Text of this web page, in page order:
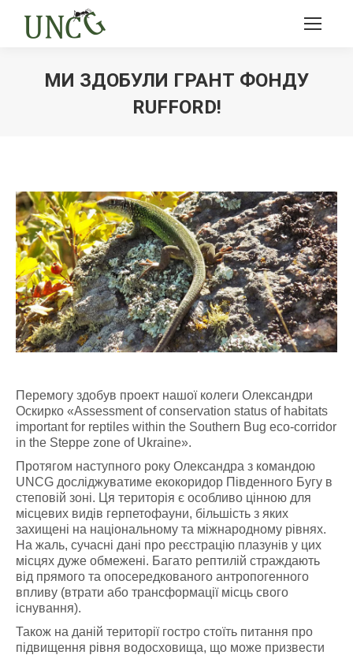
МИ ЗДОБУЛИ ГРАНТ ФОНДУ
RUFFORD!
Перемогу здобув проект нашої колеги Олександри
Оскирко «Assessment of conservation status of habitats
important for reptiles within the Southern Bug eco-corridor
in the Steppe zone of Ukraine».
Протягом наступного року Олександра з командою
UNCG досліджуватиме екокоридор Південного Бугу в
степовій зоні. Ця територія є особливо цінною для
місцевих видів герпетофауни, більшість з яких
захищені на національному та міжнародному рівнях.
На жаль, сучасні дані про реєстрацію плазунів у цих
місцях дуже обмежені. Багато рептилій страждають
від прямого та опосередкованого антропогенного
впливу (втрати або трансформації місць свого
існування).
Також на даній території гостро стоїть питання про
підвищення рівня водосховища, що може призвести